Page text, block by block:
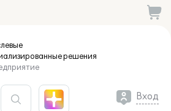
решения
Вход